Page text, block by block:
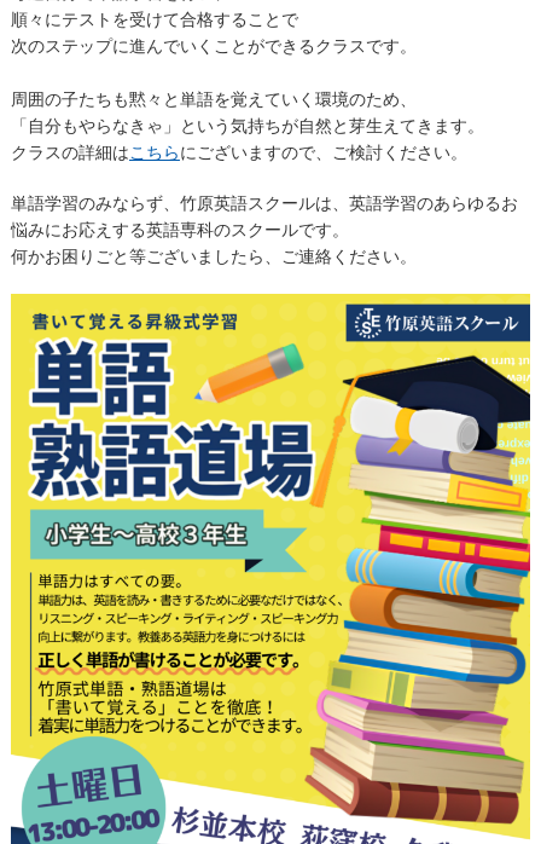
順々にテストを受けて合格することで
次のステップに進んでいくことができるクラスです。
周囲の子たちも黙々と単語を覚えていく環境のため、
「自分もやらなきゃ」という気持ちが自然と芽生えてきます。
クラスの詳細はこちらにございますので、ご検討ください。
単語学習のみならず、竹原英語スクールは、英語学習のあらゆるお
悩みにお応えする英語専科のスクールです。
何かお困りごと等ございましたら、ご連絡ください。